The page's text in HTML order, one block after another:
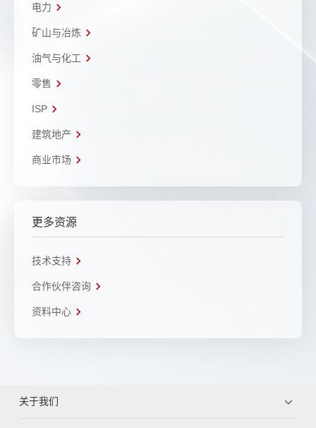
电力
矿山与冶炼
油气与化工
零售
ISP
建筑地产
商业市场
更多资源
技术支持
合作伙伴咨询
资料中心
关于我们